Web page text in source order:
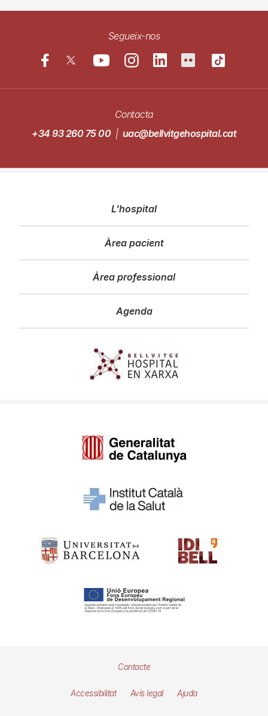
Segueix-nos
Contacta
+34 93 260 75 00 | uac@bellvitgehospital.cat
principal
L'hospital
Àrea pacient
Àrea professional
Agenda
Contacte
Accessibilitat Avís legal Ajuda